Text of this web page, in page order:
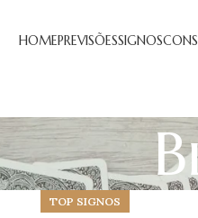
HOMEPREVISÕESSIGNOS
TOP SIGNOS